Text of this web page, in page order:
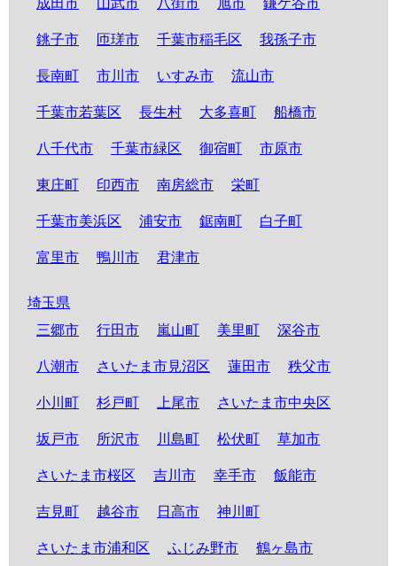
成田市 山武市 八街市 旭市 鎌ケ谷市
銚子市 匝瑳市 千葉市稲毛区 我孫子市
長南町 市川市 いすみ市 流山市
千葉市若葉区 長生村 大多喜町 船橋市
八千代市 千葉市緑区 御宿町 市原市
東庄町 印西市 南房総市 栄町
千葉市美浜区 浦安市 鋸南町 白子町
富里市 鴨川市 君津市
埼玉県
三郷市
行田市 嵐山町 美里町 深谷市
八潮市 さいたま市見沼区 蓮田市 秩父市
小川町 杉戸町 上尾市 さいたま市中央区
坂戸市 所沢市 川島町 松伏町 草加市
さいたま市桜区 吉川市 幸手市 飯能市
吉見町 越谷市 日高市 神川町
さいたま市浦和区 ふじみ野市 鶴ヶ島市